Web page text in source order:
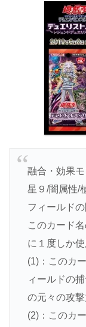
融合・効果
星９/闇属性/
フィールド
このカード
に１度しか使
(1)：このカ
ィールドの
の元々の攻撃
(2)：このカ